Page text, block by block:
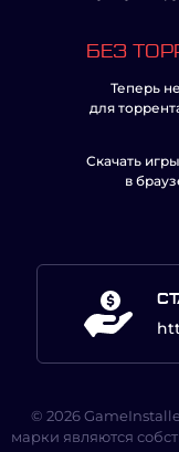
БЕЗ
Теперь
для
Скачать
в
© 2026
марки являются